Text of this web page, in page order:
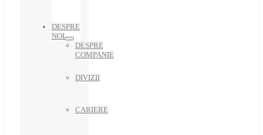
DESPRE
NOI
DESPRE
COMPANIE
DIVIZII
CARIERE